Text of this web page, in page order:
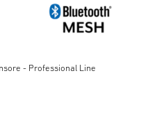
- Professional Line